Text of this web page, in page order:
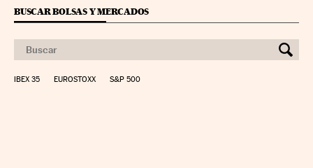
BUSCAR BOLSAS Y MERCADOS
IBEX 35 EUROSTOXX S&P 500